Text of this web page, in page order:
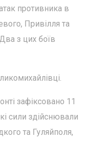
противника в
Привілля та
з цих боїв
зафіксовано 11
сили здійснювали
та Гуляйполя,